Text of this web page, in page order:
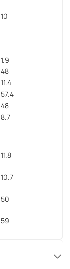
10
1.9
48
11.4
57.4
48
8.7
11.8
10.7
50
59